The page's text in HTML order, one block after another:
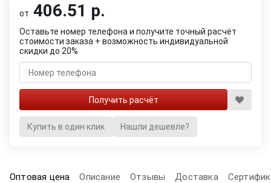
от 406.51 р.
Оставьте номер телефона и получите точный расчёт
стоимости заказа + возможность индивидуальной
скидки до 20%
Купить в один клик Нашли дешевле?
Оптовая цена Описание Отзывы Доставка